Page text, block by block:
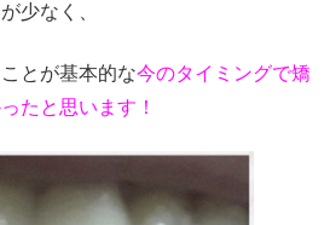
少なく、
とが基本的な今のタイミングで矯
たと思います！